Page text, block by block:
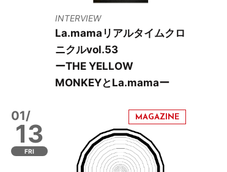
INTERVIEW
La.mamaリアルタイムクロ
ニクルvol.53
ーTHE YELLOW
MONKEYとLa.mamaー
01/
13
FRI